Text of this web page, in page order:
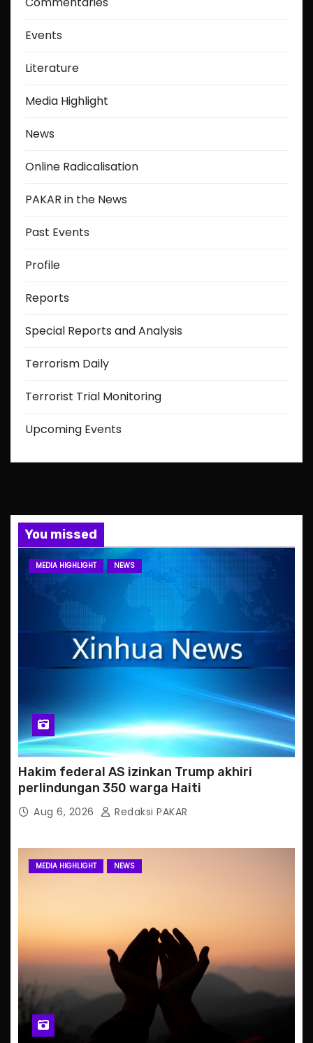
Events
Literature
Media Highlight
News
Online Radicalisation
PAKAR in the News
Past Events
Profile
Reports
Special Reports and Analysis
Terrorism Daily
Terrorist Trial Monitoring
Upcoming Events
You missed
MEDIA HIGHLIGHT NEWS
Hakim federal AS izinkan Trump akhiri
perlindungan 350 warga Haiti
Aug 6, 2026 Redaksi PAKAR
MEDIA HIGHLIGHT NEWS